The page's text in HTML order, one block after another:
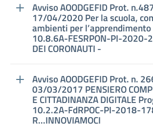
Avviso AOODGEFID Prot.
17/04/2020 Per la scuola,
ambienti per
10.8.6A-FESRPON-PI-2020-
DEI CORONAUTI -
Avviso AOODGEFID Prot. n.
03/03/2017 PENSIERO
E CITTADINANZA DIGITALE
10.2.2A-FdRPOC-PI-2018-
R...INNOVIAMOCI